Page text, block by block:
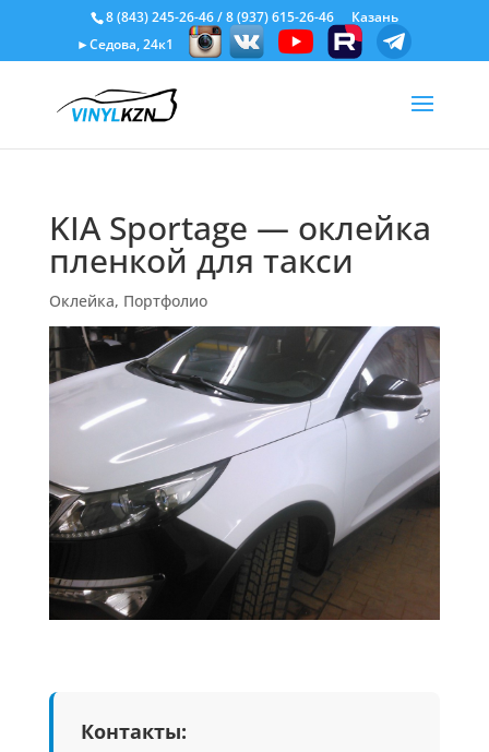
8 (843) 245-26-46/8 (937) 615-26-46
Казань
►Седова, 24к1
KIA Sportage — оклейка
пленкой для такси
Оклейка, Портфолио
Контакты: